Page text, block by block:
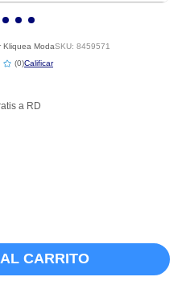
Kliquea ModaSKU: 8459571
☆
(0)
a RD
CARRITO